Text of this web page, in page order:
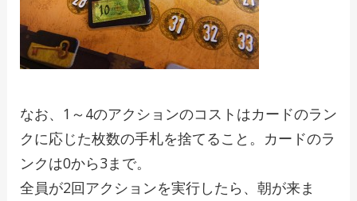
なお、1～4のアクションのコストはカードのラン
クに応じた枚数の手札を捨てること。カードのラ
ンクは0から3まで。
全員が2回アクションを実行したら、朝が来ま